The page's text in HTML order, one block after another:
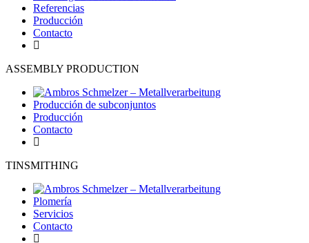
Referencias
Producción
Contacto
ASSEMBLY PRODUCTION
Producción de subconjuntos
Producción
Contacto
TINSMITHING
Plomería
Servicios
Contacto